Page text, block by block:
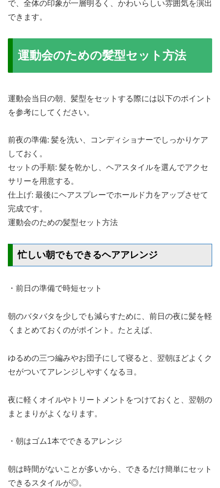
で、全体の印象が一層明るく、かわいらしい雰囲気を演出
できます。
運動会のための髪型セット方法
運動会当日の朝、髪型をセットする際には以下のポイント
を参考にしてください。
前夜の準備: 髪を洗い、コンディショナーでしっかりケア
しておく。
セットの手順: 髪を乾かし、ヘアスタイルを選んでアクセ
サリーを用意する。
仕上げ: 最後にヘアスプレーでホールド力をアップさせて
完成です。
運動会のための髪型セット方法
忙しい朝でもできるヘアアレンジ
・前日の準備で時短セット
朝のバタバタを少しでも減らすために、前日の夜に髪を軽
くまとめておくのがポイント。たとえば、
ゆるめの三つ編みやお団子にして寝ると、翌朝ほどよくク
セがついてアレンジしやすくなるヨ。
夜に軽くオイルやトリートメントをつけておくと、翌朝の
まとまりがよくなります。
・朝はゴム1本でできるアレンジ
朝は時間がないことが多いから、できるだけ簡単にセット
できるスタイルが◎。